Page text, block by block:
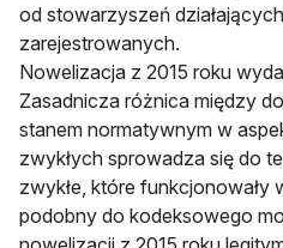
od stowarzyszeń
zarejestrowanych.
Nowelizacja z 2015 roku
Zasadnicza różnica między
stanem normatywnym w
zwykłych sprowadza się do
zwykłe, które funkcjonowały
podobny do kodeksowego